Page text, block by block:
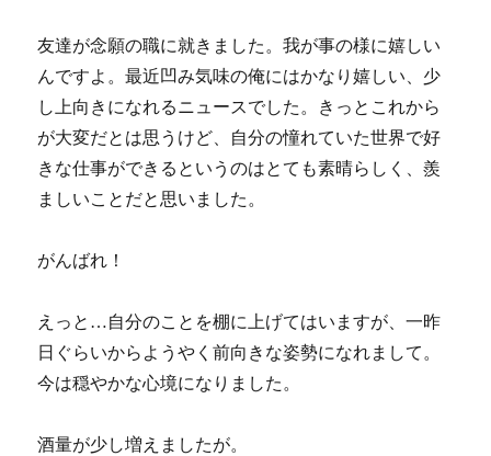
友達が念願の職に就きました。我が事の様に嬉しい
んですよ。最近凹み気味の俺にはかなり嬉しい、少
し上向きになれるニュースでした。きっとこれから
が大変だとは思うけど、自分の憧れていた世界で好
きな仕事ができるというのはとても素晴らしく、羨
ましいことだと思いました。
がんばれ！
えっと…自分のことを棚に上げてはいますが、一昨
日ぐらいからようやく前向きな姿勢になれまして。
今は穏やかな心境になりました。
酒量が少し増えましたが。